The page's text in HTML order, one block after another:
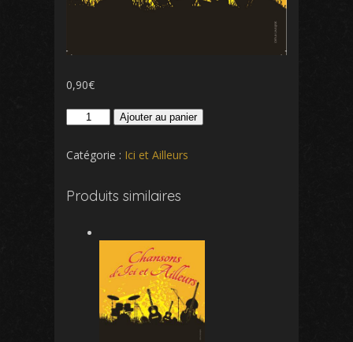
0,90€
quantité
15
mortes
Ajouter au panier
Catégorie : Ici et Ailleurs
Produits similaires